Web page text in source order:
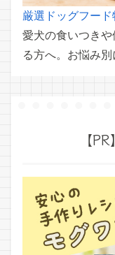
厳選ドッグフード
愛犬の食いつき
る方へ。お悩み
【